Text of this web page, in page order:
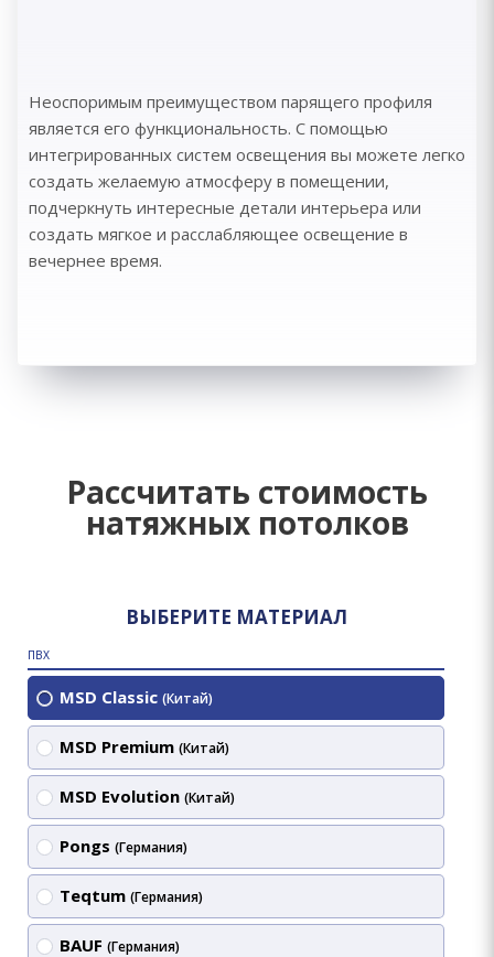
Неоспоримым преимуществом парящего профиля
является его функциональность. С помощью
интегрированных систем освещения вы можете легко
создать желаемую атмосферу в помещении,
подчеркнуть интересные детали интерьера или
создать мягкое и расслабляющее освещение в
вечернее время.
Рассчитать стоимость
натяжных потолков
ВЫБЕРИТЕ МАТЕРИАЛ
ПВХ
MSD Classic (Китай)
MSD Premium (Китай)
MSD Evolution (Китай)
Pongs (Германия)
Teqtum (Германия)
BAUF (Германия)